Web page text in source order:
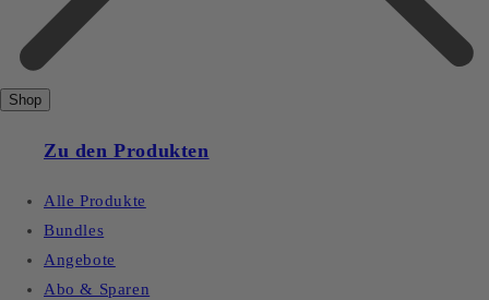
Shop
Zu den Produkten
Alle Produkte
Bundles
Angebote
Abo & Sparen